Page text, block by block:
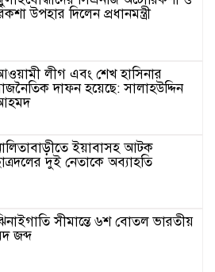
উপহার দিলেন প্রধানমন্ত্রী
লীগ এবং শেখ হাসিনার
দাফন হয়েছে: সালাহউদ্দিন
ইয়াবাসহ আটক
দুই নেতাকে অব্যাহতি
সীমান্তে ৬শ বোতল ভারতীয়
জব্দ